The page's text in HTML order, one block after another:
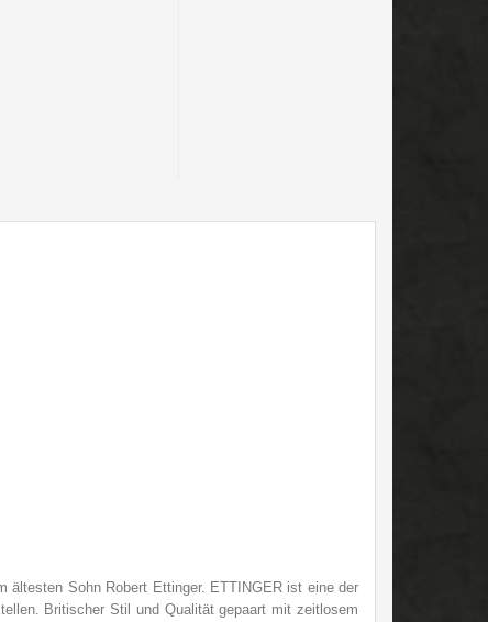
ältesten Sohn Robert Ettinger. ETTINGER ist eine der
Britischer Stil und Qualität gepaart mit zeitlosem